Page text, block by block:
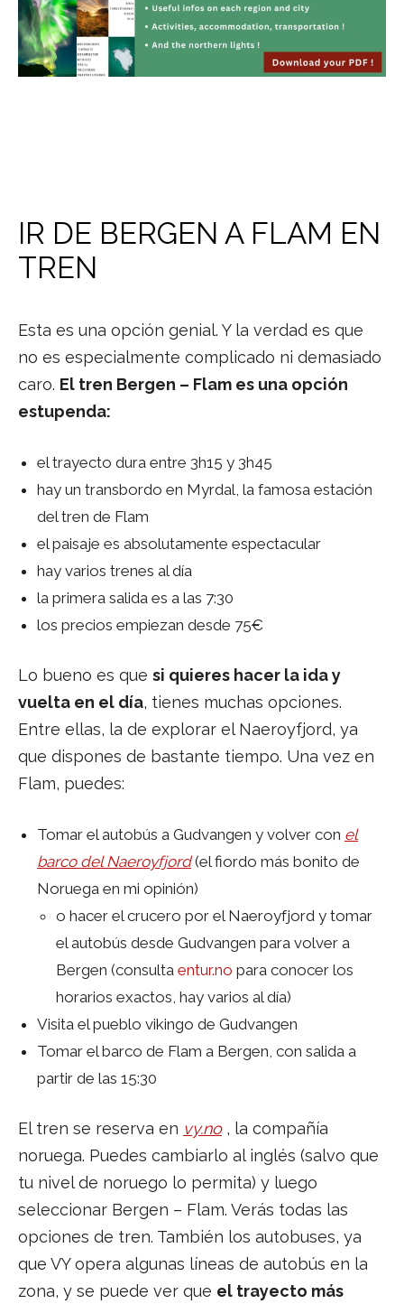
IR DE BERGEN A FLAM EN
TREN
Esta es una opción genial. Y la verdad es que
no es especialmente complicado ni demasiado
caro. El tren Bergen – Flam es una opción
estupenda:
el trayecto dura entre 3h15 y 3h45
hay un transbordo en Myrdal, la famosa estación
del tren de Flam
el paisaje es absolutamente espectacular
hay varios trenes al día
la primera salida es a las 7:30
los precios empiezan desde 75€
Lo bueno es que si quieres hacer la ida y
vuelta en el día, tienes muchas opciones.
Entre ellas, la de explorar el Naeroyfjord, ya
que dispones de bastante tiempo. Una vez en
Flam, puedes:
Tomar el autobús a Gudvangen y volver con el
barco del Naeroyfjord(el fiordo más bonito de
Noruega en mi opinión)
o hacer el crucero por el Naeroyfjord y tomar
el autobús desde Gudvangen para volver a
Bergen (consulta entur.no para conocer los
horarios exactos, hay varios al día)
Visita el pueblo vikingo de Gudvangen
Tomar el barco de Flam a Bergen, con salida a
partir de las 15:30
El tren se reserva en vy.no, la compañía
noruega. Puedes cambiarlo al inglés (salvo que
tu nivel de noruego lo permita) y luego
seleccionar Bergen – Flam. Verás todas las
opciones de tren. También los autobuses, ya
que VY opera algunas líneas de autobús en la
zona, y se puede ver que el trayecto más